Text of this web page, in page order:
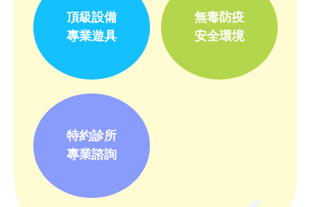
頂級設備
專業遊具
無毒防疫
安全環境
特約診所
專業諮詢